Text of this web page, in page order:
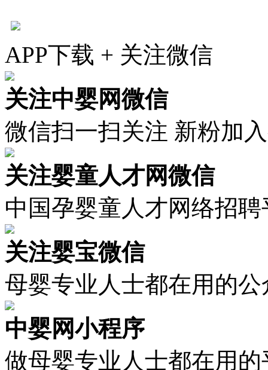
APP下载 + 关注微信
关注中婴网微信
微信扫一扫关注 新粉加
关注婴童人才网微信
中国孕婴童人才网络招聘
关注婴宝微信
母婴专业人士都在用的公
中婴网小程序
做母婴专业人士都在用的